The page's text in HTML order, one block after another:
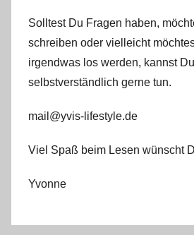
Solltest Du Fragen haben,
schreiben oder vielleicht
irgendwas los werden, kannst
selbstverständlich gerne tun.
mail@yvis-lifestyle.de
Viel Spaß beim Lesen wünscht
Yvonne